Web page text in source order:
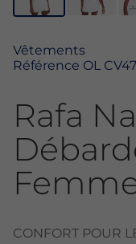
Vêtements
Référence OL
Rafa
CONFORT POUR